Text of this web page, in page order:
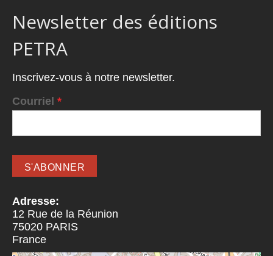
Newsletter des éditions
PETRA
Inscrivez-vous à notre newsletter.
Courriel *
Adresse:
12 Rue de la Réunion
75020 PARIS
France